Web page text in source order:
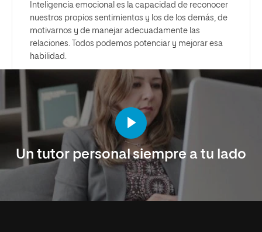
Inteligencia emocional es la capacidad de reconocer
nuestros propios sentimientos y los de los demás, de
motivarnos y de manejar adecuadamente las
relaciones. Todos podemos potenciar y mejorar esa
habilidad.
Un tutor personal siempre a tu lado